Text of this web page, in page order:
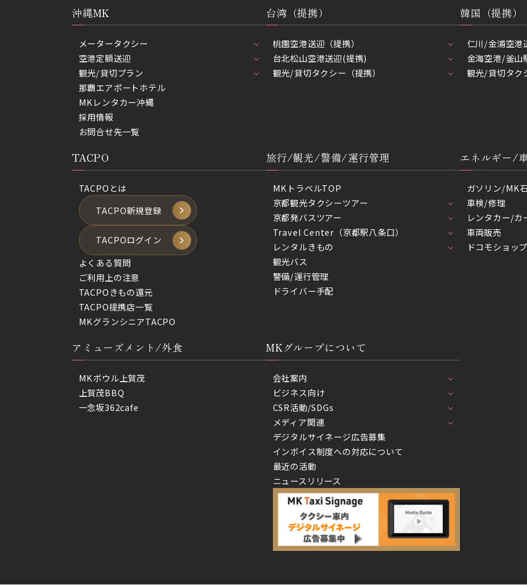
沖縄MK
メータータクシー
空港定額送迎
観光/貸切プラン
那覇エアポートホテル
MKレンタカー沖縄
採用情報
お問合せ先一覧
台湾（提携）
桃園空港送迎（提携）
台北松山空港送迎(提携)
観光/貸切タクシー（提携）
韓国（提携）
仁川/金浦空港
金海空港/釜山
観光/貸切タク
TACPO
TACPOとは
TACPO新規登録
TACPOログイン
よくある質問
ご利用上の注意
TACPOきもの還元
TACPO提携店一覧
MKグランシニアTACPO
旅行/観光/警備/運行管理
MKトラベルTOP
京都観光タクシーツアー
京都発バスツアー
Travel Center（京都駅八条口）
レンタルきもの
観光バス
警備/運行管理
ドライバー手配
エネルギー/
ガソリン/MK
車検/修理
レンタカー/カ
車両販売
ドコモショッ
アミューズメント/外食
MKボウル上賀茂
上賀茂BBQ
一念坂362cafe
MKグループについて
会社案内
ビジネス向け
CSR活動/SDGs
メディア関連
デジタルサイネージ広告募集
インボイス制度への対応について
最近の活動
ニュースリリース